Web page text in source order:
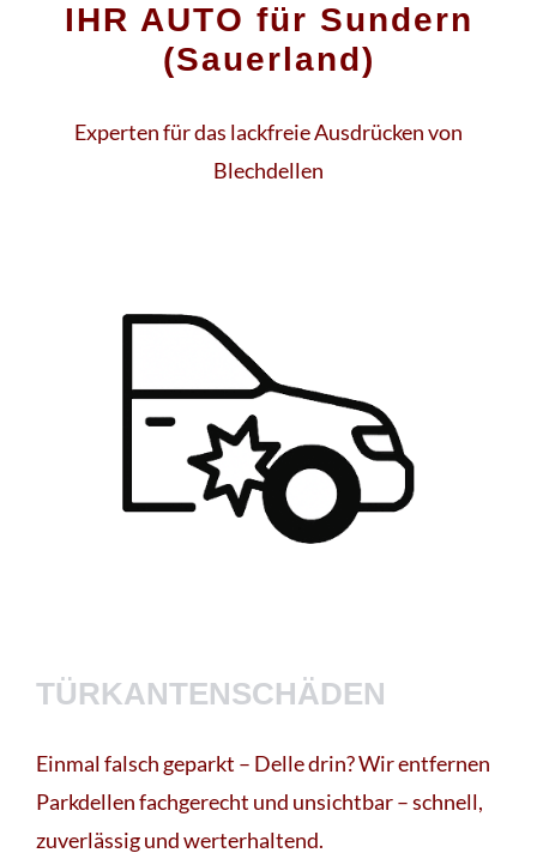
IHR AUTO für Sundern
(Sauerland)
Experten für das lackfreie Ausdrücken von
Blechdellen
TÜRKANTENSCHÄDEN
Einmal falsch geparkt – Delle drin? Wir entfernen
Parkdellen fachgerecht und unsichtbar – schnell,
zuverlässig und werterhaltend.